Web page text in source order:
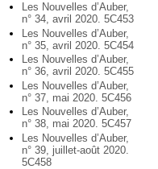
Les Nouvelles d’Auber,
n° 34, avril 2020. 5C453
Les Nouvelles d’Auber,
n° 35, avril 2020. 5C454
Les Nouvelles d’Auber,
n° 36, avril 2020. 5C455
Les Nouvelles d’Auber,
n° 37, mai 2020. 5C456
Les Nouvelles d’Auber,
n° 38, mai 2020. 5C457
Les Nouvelles d’Auber,
n° 39, juillet-août 2020.
5C458